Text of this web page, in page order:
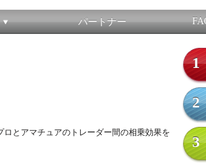
パートナー
1
2
3
ロとアマチュアのトレーダー間の相乗効果を